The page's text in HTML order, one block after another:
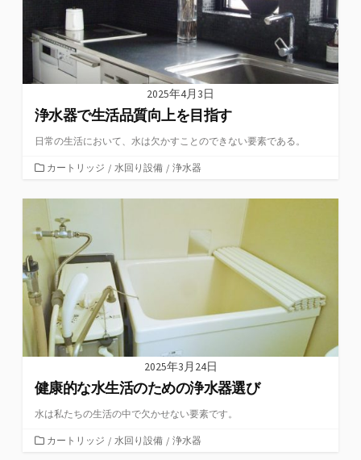
2025年4月3日
浄水器で生活品質向上を目指す
日常の生活において、水は欠かすことのできない要素である。
カ
ゴ
ー
カートリッジ / 水回り設備 / 浄水器
2025年3月24日
健康的な水生活のための浄水器選び
水は私たちの生活の中で欠かせない要素です。
カカートリッジ / 水回り設備 / 浄水器